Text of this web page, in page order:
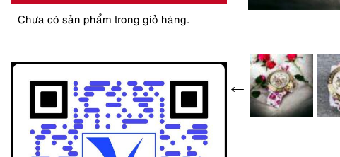
Chưa có sản phẩm trong giỏ hàng.